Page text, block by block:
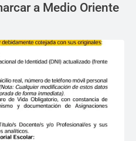
a Medio Oriente